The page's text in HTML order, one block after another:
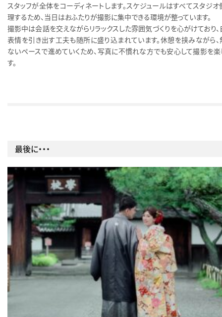
スタッフが全体をコーディネートします。スケジュールはすべてスタジ
理するため、当日はおふたりが撮影に集中できる環境が整っています。
撮影中は会話を交えながらリラックスした雰囲気づくりを心がけており
表情を引き出す工夫も随所に盛り込まれています。休憩を挟みながら
ないペースで進めていくため、写真に不慣れな方でも安心して撮影を
す。
最後に・・・